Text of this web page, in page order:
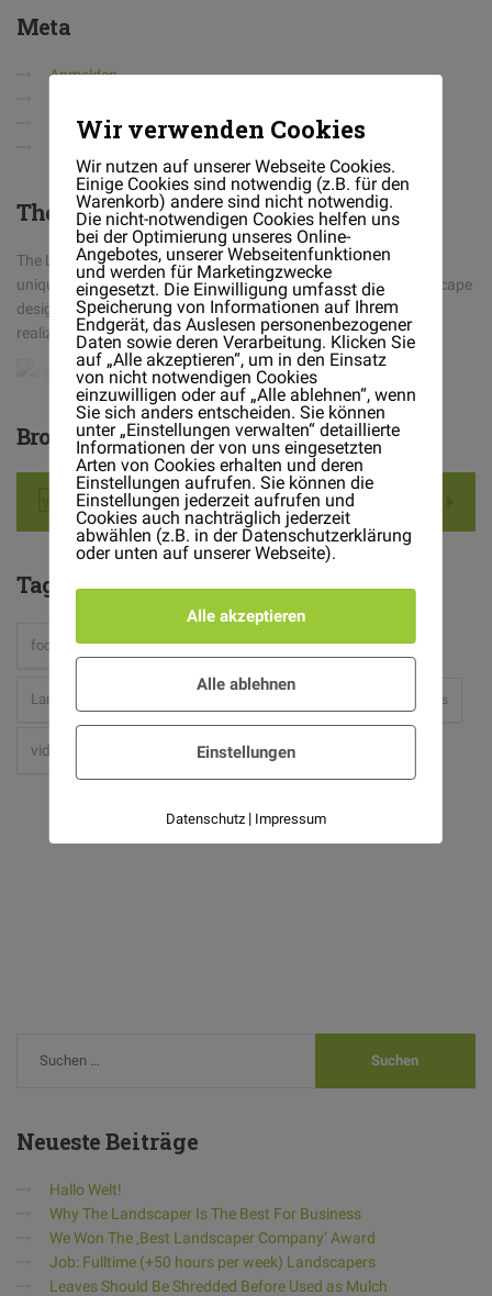
Meta
Anmelden
Kommentar-Feed
The Landscaper
The Landscaper is a full-service landscaping company with a
unique design/build philosophy. We believe in having one landscape
designer handle the job from its conception on paper, to the
realization on your property
Brochures
Download .DOC File
Tag Cloud
food Gardening hardware hipster holidays
Landscaping Projects
video-2
NeuesteBeiträge
Hallo Welt!
Why The Landscaper Is The Best For Business
We Won The ‚Best Landscaper Company‘ Award
Job: Fulltime (+50 hours per week) Landscapers
Leaves Should Be Shredded Before Used as Mulch
Wir verwenden Cookies
Wir nutzen auf unserer Webseite Cookies.
Einige Cookies sind notwendig (z.B. für den
Warenkorb) andere sind nicht notwendig.
Die nicht-notwendigen Cookies helfen uns
bei der Optimierung unseres Online-
Angebotes, unserer Webseitenfunktionen
und werden für Marketingzwecke
eingesetzt. Die Einwilligung umfasst die
Speicherung von Informationen auf Ihrem
Endgerät, das Auslesen personenbezogener
Daten sowie deren Verarbeitung. Klicken Sie
auf „Alle akzeptieren“, um in den Einsatz
von nicht notwendigen Cookies
einzuwilligen oder auf „Alle ablehnen“, wenn
Sie sich anders entscheiden. Sie können
unter „Einstellungen verwalten“ detaillierte
Informationen der von uns eingesetzten
Arten von Cookies erhalten und deren
Einstellungen aufrufen. Sie können die
Einstellungen jederzeit aufrufen und
Cookies auch nachträglich jederzeit
abwählen (z.B. in der Datenschutzerklärung
oder unten auf unserer Webseite).
Alle akzeptieren
Alle ablehnen
Einstellungen
Datenschutz| Impressum